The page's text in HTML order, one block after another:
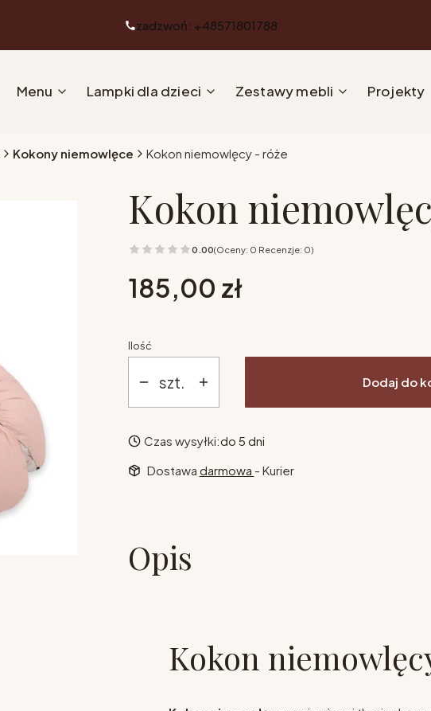
zadzwoń: +48571801788
Menu Lampki dla dzieci Zestawy mebli Projekty
Kokony niemowlęce Kokon niemowlęcy - róże
Kokon
0.00(Oceny: 0 Recenzje: 0)
Cena
185,00 zł
Ilość
szt. Dodaj do
Czas wysyłki:do 5 dni
Dostawa darmowa - Kurier
Opis
Kokon